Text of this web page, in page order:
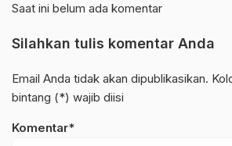
Saat ini belum ada komentar
Silahkan tulis komentar Anda
Email Anda tidak akan dipublikasikan.
bintang (*) wajib diisi
Komentar*